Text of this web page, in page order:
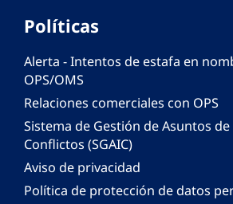
Políticas
Alerta - Intentos de estafa en
OPS/OMS
Relaciones comerciales con OPS
Sistema de Gestión de Asuntos
Conflictos (SGAIC)
Aviso de privacidad
Política de protección de datos